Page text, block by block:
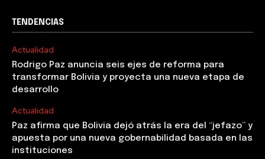
TENDENCIAS
Actualidad
Rodrigo Paz anuncia seis ejes de reforma para
transformar Bolivia y proyecta una nueva etapa de
desarrollo
Actualidad
Paz afirma que Bolivia dejó atrás la era del “jefazo” y
apuesta por una nueva gobernabilidad basada en las
instituciones